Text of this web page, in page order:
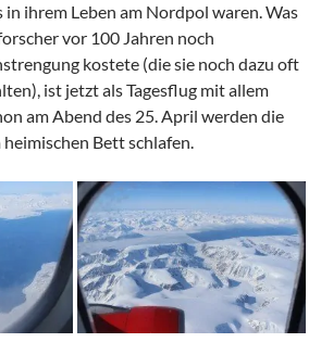
in ihrem Leben am Nordpol waren. Was
vor 100 Jahren noch
kostete (die sie noch dazu oft
ist jetzt als Tagesflug mit allem
am Abend des 25. April werden die
Bett schlafen.